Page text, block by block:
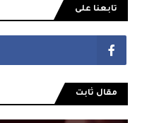
تابعنا على
مقال ثابت